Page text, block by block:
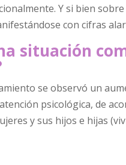
Y si bien
con cifras
situación
se observó un
psicológica, de
y sus hijos e hijas